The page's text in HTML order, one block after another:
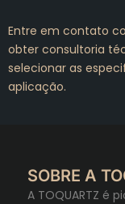
Entre em contato
obter consultoria
selecionar as
aplicação.
SOBRE A
A TOQUARTZ é